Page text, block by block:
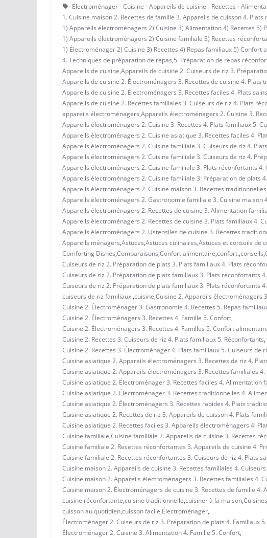
- Électroménager - Cuisine - Appareils de cuisine - Recettes -
1. Cuisine maison 2. Recettes de famille 3. Appareils de cuisson 4.
1) Appareils électroménagers 2) Cuisine 3) Alimentation 4) Recettes 5)
1) Appareils électroménagers 2) Cuisine familiale 3) Recettes
1) Électroménager 2) Cuisine 3) Recettes 4) Repas familiaux 5) Confort
4. Techniques de préparation de repas,5. Préparation de repas
Appareils de cuisine,Appareils de cuisine 2. Cuiseurs de riz 3.
Appareils de cuisine 2. Électroménagers 3. Recettes de cuisine 4.
Appareils de cuisine 2. Électroménagers 3. Recettes faciles 4. Plats
Appareils de cuisine 2. Recettes familiales 3. Cuiseurs de riz 4. Plats
appareils électroménagers,Appareils électroménagers 2. Cuisine 3.
Appareils électroménagers 2. Cuisine 3. Recettes 4. Plats familiaux 5.
Appareils électroménagers 2. Cuisine asiatique 3. Recettes faciles 4.
Appareils électroménagers 2. Cuisine familiale 3. Cuiseurs de riz 4.
Appareils électroménagers 2. Cuisine familiale 3. Cuiseurs de riz 4.
Appareils électroménagers 2. Cuisine familiale 3. Plats réconfortants
Appareils électroménagers 2. Cuisine familiale 3. Préparation de plats
Appareils électroménagers 2. Cuisine maison 3. Recettes
Appareils électroménagers 2. Gastronomie familiale 3. Cuisine maison
Appareils électroménagers 2. Recettes de cuisine 3. Alimentation
Appareils électroménagers 2. Recettes de cuisine 3. Plats familiaux 4.
Appareils électroménagers 2. Ustensiles de cuisine 3. Recettes
Appareils ménagers,Astuces,Astuces culinaires,Astuces et conseils de
Comforting Dishes,Comparaisons,Confort alimentaire,confort.,conseils,
Cuiseurs de riz 2. Préparation de plats 3. Plats familiaux 4. Plats
Cuiseurs de riz 2. Préparation de plats familiaux 3. Plats réconfortants
Cuiseurs de riz 2. Préparation de plats familiaux 3. Plats réconfortants
cuiseurs de riz familiaux.,cuisine,Cuisine 2. Appareils électroménagers
Cuisine 2. Électroménager 3. Gastronomie 4. Recettes 5. Repas
Cuisine 2. Électroménagers 3. Recettes 4. Famille 5. Confort,
Cuisine 2. Électroménagers 3. Recettes 4. Familles 5. Confort
Cuisine 2. Recettes 3. Cuiseurs de riz 4. Plats familiaux 5. Réconfortants,
Cuisine 2. Recettes 3. Électroménager 4. Plats familiaux 5. Cuiseurs de
Cuisine asiatique 2. Appareils électroménagers 3. Recettes de riz 4.
Cuisine asiatique 2. Appareils électroménagers 3. Recettes familiales
Cuisine asiatique 2. Électroménager 3. Recettes faciles 4. Alimentation
Cuisine asiatique 2. Électroménager 3. Recettes traditionnelles 4.
Cuisine asiatique 2. Électroménagers 3. Recettes rapides 4. Plats
Cuisine asiatique 2. Recettes de riz 3. Appareils de cuisson 4. Plats
Cuisine asiatique 2. Recettes faciles 3. Appareils électroménagers 4.
Cuisine familiale,Cuisine familiale 2. Appareils de cuisine 3. Recettes
Cuisine familiale 2. Recettes réconfortantes 3. Appareils de cuisine 4.
Cuisine familiale 2. Recettes réconfortantes 3. Cuiseurs de riz 4. Plats
Cuisine maison 2. Appareils de cuisine 3. Recettes familiales 4.
Cuisine maison 2. Appareils électroménagers 3. Recettes familiales 4.
Cuisine maison 2. Électroménagers de cuisine 3. Recettes de famille 4.
cuisine réconfortante,cuisine traditionnelle,cuisiner à la maison,
cuisson au quotidien,cuisson facile,Électroménager,
Électroménager 2. Cuiseurs de riz 3. Préparation de plats 4. Familiaux
Électroménager 2. Cuisine 3. Alimentation 4. Famille 5. Confort,